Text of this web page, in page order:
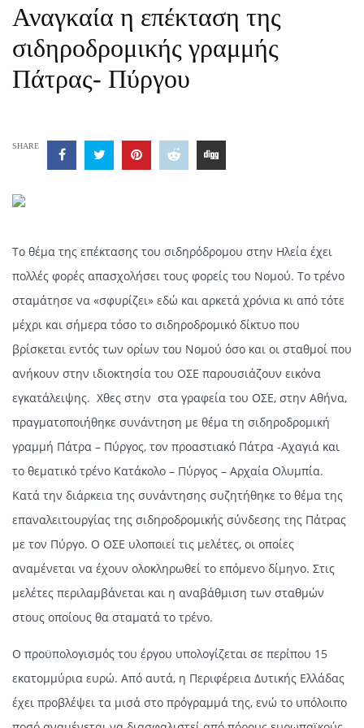
Αναγκαία η επέκταση της
σιδηροδρομικής γραμμής
Πάτρας- Πύργου
SHARE
Το θέμα της επέκτασης του σιδηρόδρομου στην Ηλεία έχει
πολλές φορές απασχολήσει τους φορείς του Νομού. Το τρένο
σταμάτησε να «σφυρίζει» εδώ και αρκετά χρόνια κι από τότε
μέχρι και σήμερα τόσο το σιδηροδρομικό δίκτυο που
βρίσκεται εντός των ορίων του Νομού όσο και οι σταθμοί που
ανήκουν στην ιδιοκτησία του ΟΣΕ παρουσιάζουν εικόνα
εγκατάλειψης. Χθες στην στα γραφεία του ΟΣΕ, στην Αθήνα,
πραγματοποιήθηκε συνάντηση με θέμα τη σιδηροδρομική
γραμμή Πάτρα – Πύργος, τον προαστιακό Πάτρα -Αχαγιά και
το θεματικό τρένο Κατάκολο – Πύργος – Αρχαία Ολυμπία.
Κατά την διάρκεια της συνάντησης συζητήθηκε το θέμα της
επαναλειτουργίας της σιδηροδρομικής σύνδεσης της Πάτρας
με τον Πύργο. Ο ΟΣΕ υλοποιεί τις μελέτες, οι οποίες
αναμένεται να έχουν ολοκληρωθεί το επόμενο δίμηνο. Στις
μελέτες περιλαμβάνεται και η αναβάθμιση των σταθμών
στους οποίους θα σταματά το τρένο.
Ο προϋπολογισμός του έργου υπολογίζεται σε περίπου 15
εκατομμύρια ευρώ. Από αυτά, η Περιφέρεια Δυτικής Ελλάδας
έχει προβλέψει τα μισά στο πρόγραμμά της, ενώ το υπόλοιπο